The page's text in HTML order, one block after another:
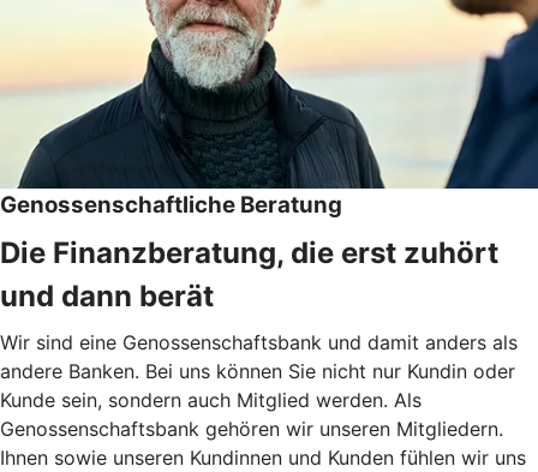
Genossenschaftliche Beratung
Die Finanzberatung, die erst zuhört
und dann berät
Wir sind eine Genossenschaftsbank und damit anders als
andere Banken. Bei uns können Sie nicht nur Kundin oder
Kunde sein, sondern auch Mitglied werden. Als
Genossenschaftsbank gehören wir unseren Mitgliedern.
Ihnen sowie unseren Kundinnen und Kunden fühlen wir uns